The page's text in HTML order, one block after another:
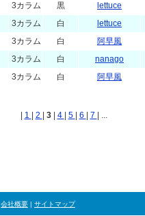
3カラム 黒
lettuce
3カラム 白
lettuce
3カラム 白
阿早風
3カラム 白
nanago
3カラム 白 阿早風
1 2 3 4 5 6 7 | ...
会社概要 | サイトマップ